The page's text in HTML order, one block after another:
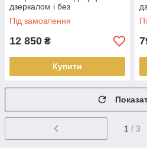
дзеркалом і без
Під замовлення
12 850 ₴
Купити
1 / 3